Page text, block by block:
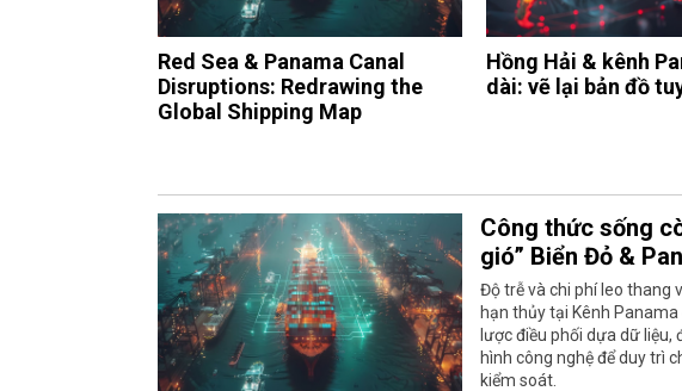
Red Sea & Panama Canal
Disruptions: Redrawing the
Global Shipping Map
Hồng Hải & kênh
dài: vẽ lại bản đồ
Công thức sống
gió” Biển Đỏ &
Độ trễ và chi phí leo thang
hạn thủy tại Kênh
lược điều phối dựa dữ
hình công nghệ để duy trì
kiểm soát.